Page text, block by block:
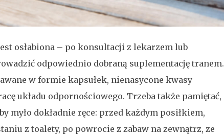
osłabiona – po konsultacji z lekarzem lub
odpowiednio dobraną suplementację tranem.
w formie kapsułek, nienasycone kwasy
układu odpornościowego. Trzeba także pamiętać,
myło dokładnie ręce: przed każdym posiłkiem,
z toalety, po powrocie z zabaw na zewnątrz, ze